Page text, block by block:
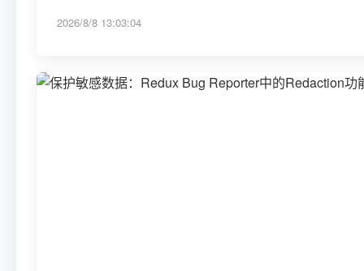
2026/8/8 13:03:04